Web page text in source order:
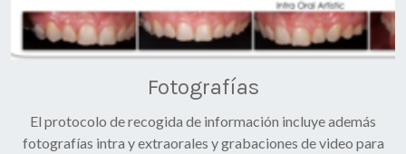
Fotografías
El protocolo de recogida de información incluye además
fotografías intra y extraorales y grabaciones de video para